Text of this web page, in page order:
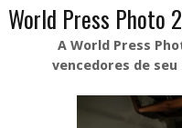
World Press Photo
A World Press
vencedores de seu